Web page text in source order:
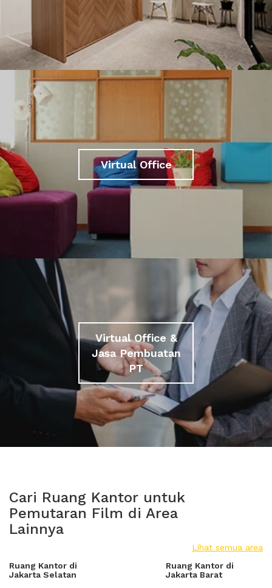
Virtual Office
Virtual Office &
Jasa Pembuatan
PT
Cari Ruang Kantor untuk
Pemutaran Film di Area
Lainnya
Lihat semua area
Ruang Kantor di
Jakarta Selatan
Ruang Kantor di
Jakarta Barat